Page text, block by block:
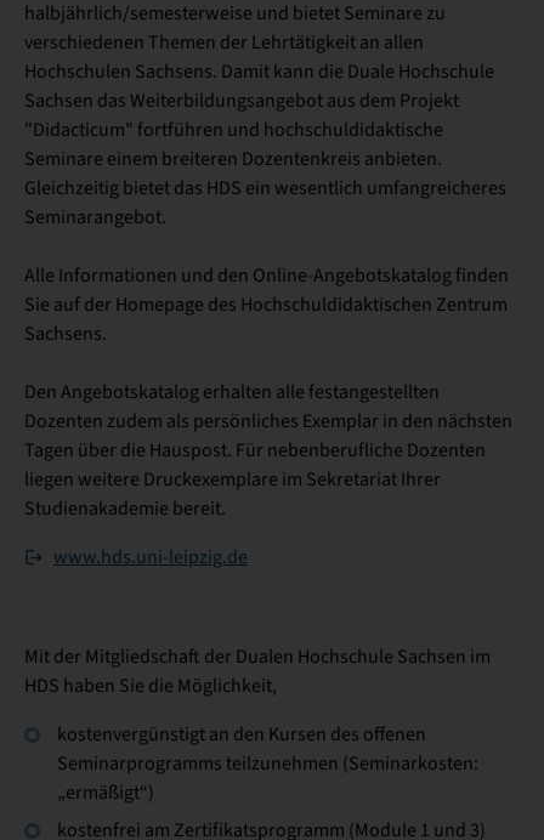
halbjährlich/semesterweise und bietet Seminare zu
verschiedenen Themen der Lehrtätigkeit an allen
Hochschulen Sachsens. Damit kann die Duale Hochschule
Sachsen das Weiterbildungsangebot aus dem Projekt
"Didacticum" fortführen und hochschuldidaktische
Seminare einem breiteren Dozentenkreis anbieten.
Gleichzeitig bietet das HDS ein wesentlich umfangreicheres
Seminarangebot.
Alle Informationen und den Online-Angebotskatalog finden
Sie auf der Homepage des Hochschuldidaktischen Zentrum
Sachsens.
Den Angebotskatalog erhalten alle festangestellten
Dozenten zudem als persönliches Exemplar in den nächsten
Tagen über die Hauspost. Für nebenberufliche Dozenten
liegen weitere Druckexemplare im Sekretariat Ihrer
Studienakademie bereit.
www.hds.uni-leipzig.de
Mit der Mitgliedschaft der Dualen Hochschule Sachsen im
HDS haben Sie die Möglichkeit,
kostenvergünstigt an den Kursen des offenen
Seminarprogramms teilzunehmen (Seminarkosten:
„ermäßigt“)
kostenfrei am Zertifikatsprogramm (Module 1 und 3)